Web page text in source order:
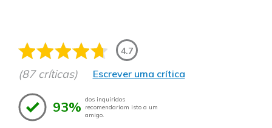
4.7
(87 críticas) Escrever uma crítica
93% dos inquiridos
recomendariam isto a um
amigo.